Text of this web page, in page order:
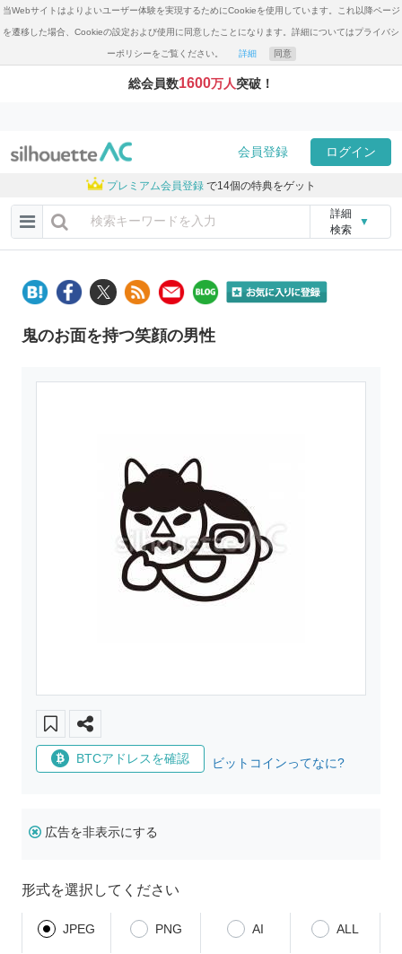
当Webサイトはよりよいユーザー体験を実現するためにCookieを使用しています。これ以降ページ
を遷移した場合、Cookieの設定および使用に同意したことになります。詳細についてはプライバシ
ーポリシーをご覧ください。 詳細 同意
総会員数1600万人突破！
会員登録 ログイン
プレミアム会員登録 で14個の特典をゲット
詳細
検索
▼
鬼のお面を持つ笑顔の男性
BTCアドレスを確認 ビットコインってなに?
広告を非表示にする
形式を選択してください
JPEG PNG AI ALL